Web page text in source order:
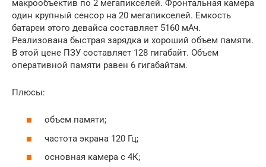
макрообъектив по 2 мегапикселей. Фронтальная камера
один крупный сенсор на 20 мегапикселей. Емкость
батареи этого девайса составляет 5160 мАч.
Реализована быстрая зарядка и хороший объем памяти.
В этой цене ПЗУ составляет 128 гигабайт. Объем
оперативной памяти равен 6 гигабайтам.
Плюсы:
объем памяти;
частота экрана 120 Гц;
основная камера с 4К;